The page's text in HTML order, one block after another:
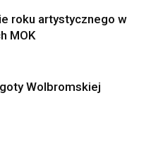
roku artystycznego w
MOK
Wolbromskiej